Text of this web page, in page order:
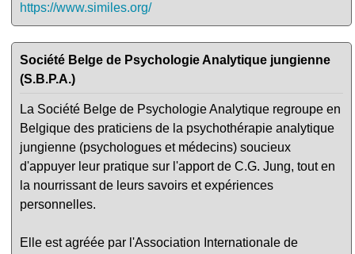
https://www.similes.org/
Société Belge de Psychologie Analytique jungienne
(S.B.P.A.)
La Société Belge de Psychologie Analytique regroupe en
Belgique des praticiens de la psychothérapie analytique
jungienne (psychologues et médecins) soucieux
d'appuyer leur pratique sur l'apport de C.G. Jung, tout en
la nourrissant de leurs savoirs et expériences
personnelles.
Elle est agréée par l'Association Internationale de